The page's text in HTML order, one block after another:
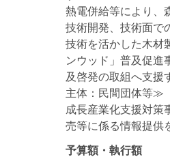
熱電併給等により、
技術開発、技術面
技術を活かした木材
ンウッド」普及促
及啓発の取組へ支援
主体：民間団体等≫
成長産業化支援対
売等に係る情報提供
予算額・執行額